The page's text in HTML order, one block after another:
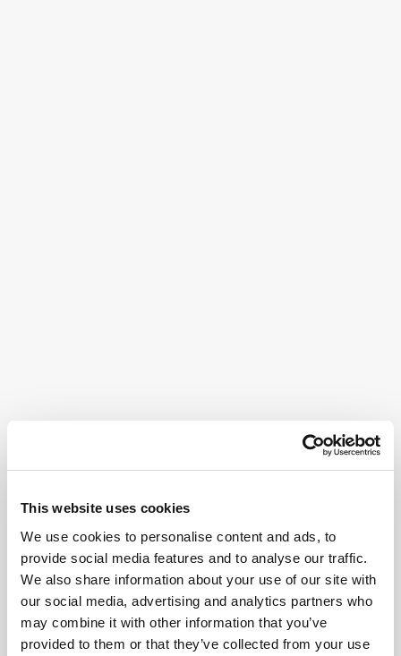
This website uses cookies
We use cookies to personalise content and ads, to
provide social media features and to analyse our traffic.
We also share information about your use of our site with
our social media, advertising and analytics partners who
may combine it with other information that you’ve
provided to them or that they’ve collected from your use